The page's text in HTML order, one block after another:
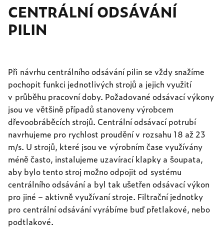
CENTRÁLNÍ ODSÁVÁNÍ
PILIN
Při návrhu centrálního odsávání pilin se vždy snažíme
pochopit funkci jednotlivých strojů a jejich využití
v průběhu pracovní doby. Požadované odsávací výkony
jsou ve většině případů stanoveny výrobcem
dřevoobráběcích strojů. Centrální odsávací potrubí
navrhujeme pro rychlost proudění v rozsahu 18 až 23
m/s. U strojů, které jsou ve výrobním čase využívány
méně často, instalujeme uzavírací klapky a šoupata,
aby bylo tento stroj možno odpojit od systému
centrálního odsávání a byl tak ušetřen odsávací výkon
pro jiné – aktivně využívaní stroje. Filtrační jednotky
pro centrální odsávání vyrábíme buď přetlakové, nebo
podtlakové.